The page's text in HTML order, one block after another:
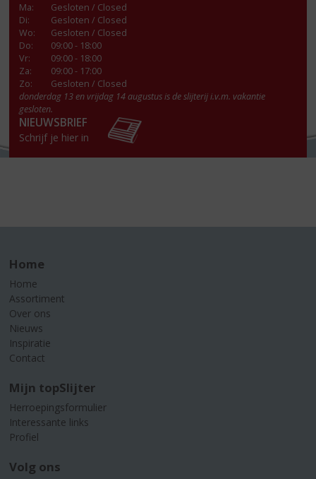
Ma:
Gesloten / Closed
Di:
Gesloten / Closed
Wo:
Gesloten / Closed
Do:
09:00 - 18:00
Vr:
09:00 - 18:00
Za:
09:00 - 17:00
Zo:
Gesloten / Closed
donderdag 13 en vrijdag 14 augustus is de slijterij i.v.m. vakantie
gesloten.
NIEUWSBRIEF
Schrijf je hier in
Home
Home
Assortiment
Over ons
Nieuws
Inspiratie
Contact
Mijn topSlijter
Herroepingsformulier
Interessante links
Profiel
Volg ons